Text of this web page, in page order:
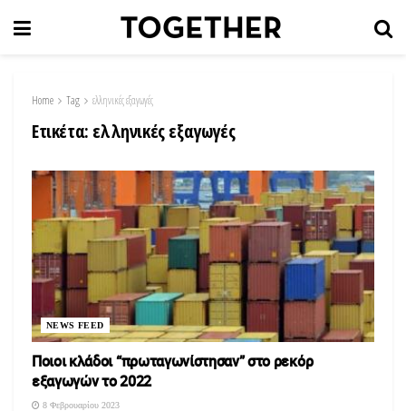
Home Tag ελληνικές εξαγωγές
Ετικέτα: ελληνικές εξαγωγές
NEWS FEED
Ποιοι κλάδοι “πρωταγωνίστησαν” στο ρεκόρ
εξαγωγών το 2022
8 Φεβρουαρίου 2023